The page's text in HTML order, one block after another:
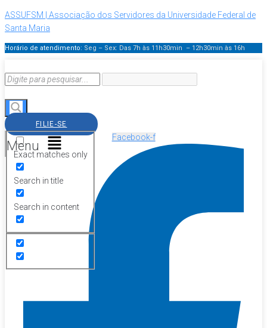
ASSUFSM | Associação dos Servidores da Universidade Federal de
Santa Maria
Horário de atendimento: Seg – Sex: Das 7h às 11h30min – 12h30min às 16h
Exact matches only
Search in title
Search in content
Menu
FILIE-SE
Facebook-f